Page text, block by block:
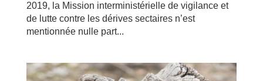
2019, la Mission interministérielle de vigilance et
de lutte contre les dérives sectaires n’est
mentionnée nulle part...